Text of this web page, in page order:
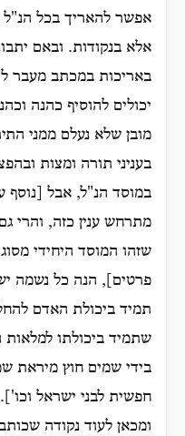
אפשר להאריך בכל הנ"ל
אלא בנקודות. ובאם
באריכות במכתב מעבר
יכולים להוסיף כהנה
מובן שלא נעלם ממני
בעניני תורה ומצות
במוסד הנ"ל, אבל [נוסף
מתרחש ענין כזה, והרי
שזהו המוסד היחידי
פרטים], הנה כל נשמה
תמיד ביכולת האדם
שתמיד ביכולתו
בידי שמים חוץ מיראת
חפשית לבני ישראל וכו'].
ומכאן לעוד נקודה